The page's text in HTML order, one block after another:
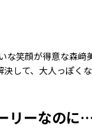
いな笑顔が得意な
して、大人っぽく
リーなのに…